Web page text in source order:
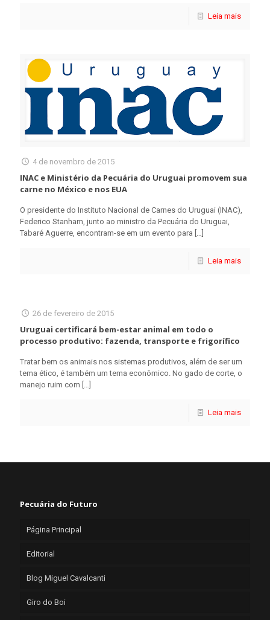
Leia mais
4 de novembro de 2015
INAC e Ministério da Pecuária do Uruguai promovem sua
carne no México e nos EUA
O presidente do Instituto Nacional de Carnes do Uruguai (INAC),
Federico Stanham, junto ao ministro da Pecuária do Uruguai,
Tabaré Aguerre, encontram-se em um evento para […]
Leia mais
26 de fevereiro de 2015
Uruguai certificará bem-estar animal em todo o
processo produtivo: fazenda, transporte e frigorífico
Tratar bem os animais nos sistemas produtivos, além de ser um
tema ético, é também um tema econômico. No gado de corte, o
manejo ruim com […]
Leia mais
Pecuária do Futuro
Página Principal
Editorial
Blog Miguel Cavalcanti
Giro do Boi